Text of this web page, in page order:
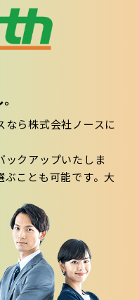
ら株式会社ノースに
ックアップいたしま
ぶことも可能です。大